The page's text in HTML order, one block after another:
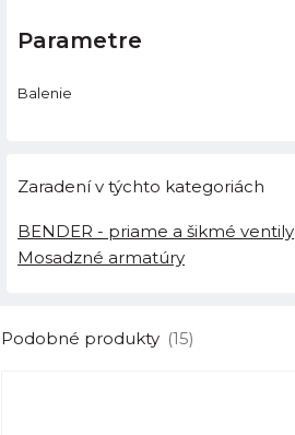
Parametre
Balenie
Zaradení v týchto kategoriách
BENDER - priame a šikmé ventily
Mosadzné armatúry
Podobné produkty (15)